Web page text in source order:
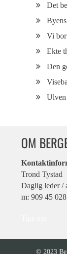
Det
Vi
Ekte
Den
OM
Trond Tystad
Daglig leder /
m: 909 45 028
© 2023